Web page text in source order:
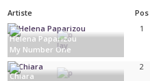
Artiste Pos
Grèce
Helena Paparizou
My Number One
1
Chiara
2